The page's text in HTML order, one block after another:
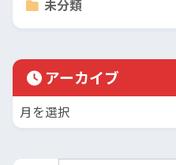
未分類
アーカイブ